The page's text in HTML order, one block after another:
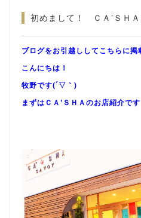
初めまして！ ＣＡ’ＳＨ
ブログをお引越ししてこちらに
こんにちは！
牧野です(´▽｀)
まずはＣＡ’ＳＨＡのお店紹介です